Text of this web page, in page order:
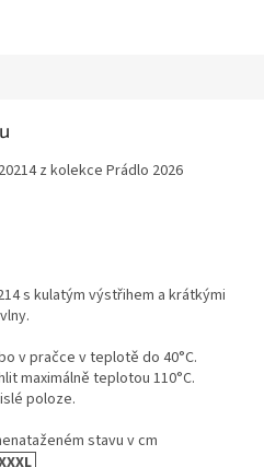
z kolekce Prádlo 2026
s kulatým výstřihem a krátkými
v pračce v teplotě do 40°C.
maximálně teplotou 110°C.
poloze.
stavu v cm